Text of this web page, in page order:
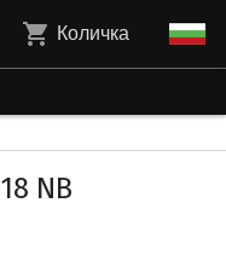
Количка
NB